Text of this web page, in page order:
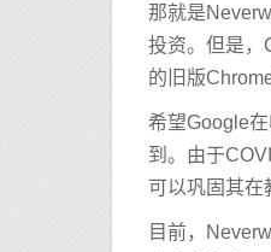
那就是
投资。但是，
的旧版
希望Google
到。由于
可以巩固其在
目前，